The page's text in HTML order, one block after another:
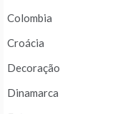
Colombia
Croácia
Decoração
Dinamarca